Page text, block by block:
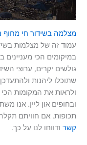
מצלמה בשידור חי מחוף
עמוד זה של מצלמות
במיקומים הכי
גולשים יקרים, ערוצי
שתוכלו ליהנות
ולראות את המקומות הכי
ובחופים און ליין. אנו
תכופות. אם חוויתם
קשר ודווחו לנו על כך.